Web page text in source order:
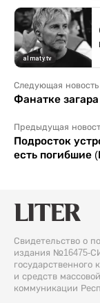
Следующая новость
Фанатке
Предыдущая
Подросток
есть погибшие
Свидетельство о
издания №16475-
государственного
и средств
коммуникации